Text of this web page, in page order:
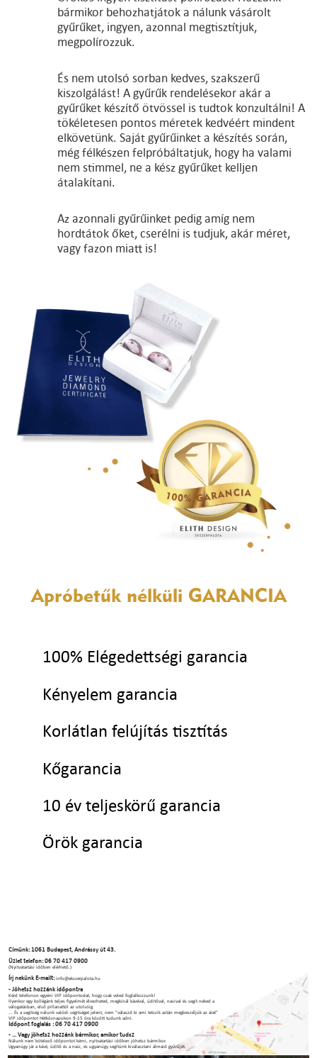
bármikor behozhatjátok a nálunk vásárolt
gyűrűket, ingyen, azonnal megtisztítjuk,
megpolírozzuk.
És nem utolsó sorban kedves, szakszerű
kiszolgálást! A gyűrűk rendelésekor akár a
gyűrűket készítő ötvössel is tudtok konzultálni! A
tökéletesen pontos méretek kedvéért mindent
elkövetünk. Saját gyűrűinket a készítés során,
még félkészen felpróbáltatjuk, hogy ha valami
nem stimmel, ne a kész gyűrűket kelljen
átalakítani.
Az azonnali gyűrűinket pedig amíg nem
hordtátok őket, cserélni is tudjuk, akár méret,
vagy fazon miatt is!
Apróbetűk nélküli GARANCIA
100% Elégedettségi garancia
Kényelem garancia
Korlátlan felújítás tisztítás
Kőgarancia
10 év teljeskörű garancia
Örök garancia
Címünk: 1061 Budapest, Andrássy út 43.
Üzlet telefon: 06 70 417 0900
(Nyitvatartási időben elérhető.)
Írj nekünk E-mailt:info@ekszerpalota.hu
- Jöhetsz hozzánk időpontra
Kérd telefonon egyéni VIP időpontodat, hogy csak veled foglalkozzunk!
Ilyenkor egy kollégánk teljes figyelmét élvezheted, megkínál kávéval, üdítőval, nasival és segít neked a
válogatásban, első pillanattól az utolsóig.
... És a segítség nálunk valódi segítséget jelent, nem "válaszd ki ami tetszik aztán megbeszéljük az árat"
VIP időpontot Hétköznapokon 9-15 óra között tudunk adni.
Időpont foglalás : 06 70 417 0900
- ... Vagy jöhetsz hozzánk bármikor, amikor tudsz
Nálunk nem kötelező időpontot kérni, nyitvatartási időben jöhetsz bármikor.
Ugyanúgy jár a kávé, üdítő és a nasi, és ugyanúgy segítünk kiválasztani álmaid gyűrűjét.